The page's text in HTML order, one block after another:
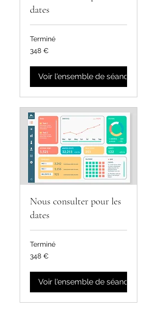
dates
Terminé
348
euros
348 €
Voir l'ensemble de séances
Nous consulter pour les
dates
Terminé
348
euros
348 €
Voir l'ensemble de séances